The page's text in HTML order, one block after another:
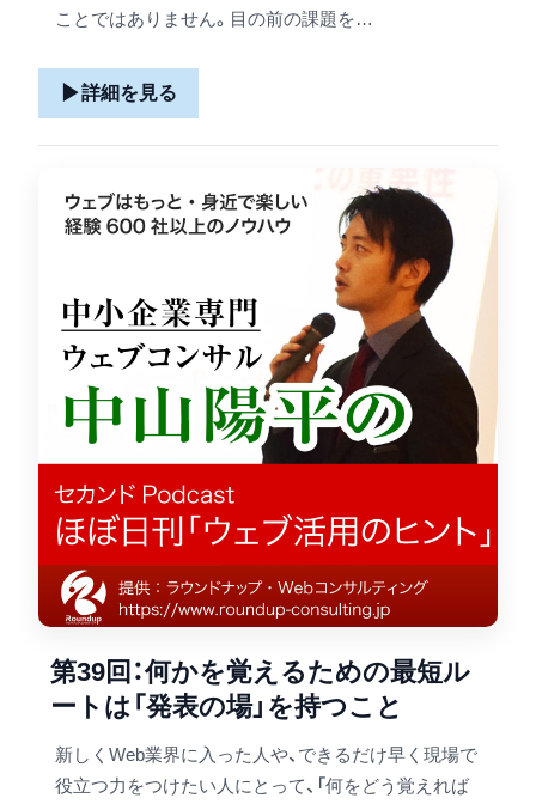
ことではありません。目の前の課題を…
▶詳細を見る
第39回：何かを覚えるための最短ル
ートは「発表の場」を持つこと
新しくWeb業界に入った人や、できるだけ早く現場で
役立つ力をつけたい人にとって、「何をどう覚えれば